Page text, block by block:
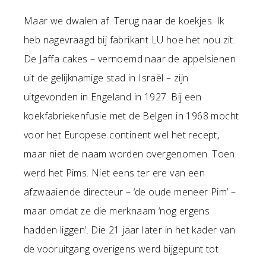
Maar we dwalen af. Terug naar de koekjes. Ik
heb nagevraagd bij fabrikant LU hoe het nou zit.
De Jaffa cakes – vernoemd naar de appelsienen
uit de gelijknamige stad in Israël – zijn
uitgevonden in Engeland in 1927. Bij een
koekfabriekenfusie met de Belgen in 1968 mocht
voor het Europese continent wel het recept,
maar niet de naam worden overgenomen. Toen
werd het Pims. Niet eens ter ere van een
afzwaaiende directeur – ‘de oude meneer Pim’ –
maar omdat ze die merknaam ‘nog ergens
hadden liggen’. Die 21 jaar later in het kader van
de vooruitgang overigens werd bijgepunt tot